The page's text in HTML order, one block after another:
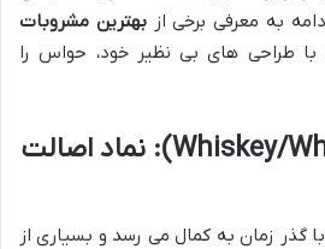
به معرفی برخی ازبهترین مشروبات
با طراحی های بی نظیر خود، حواس را
۴.۱. ویسکی (Whiskey/Whisky): نماد اصالت
گذر زمان به کمال می رسد و بسیاری از